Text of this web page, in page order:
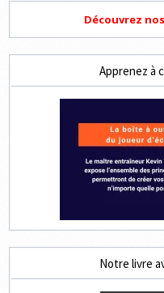
Découvrez
Apprenez à
Notre livre